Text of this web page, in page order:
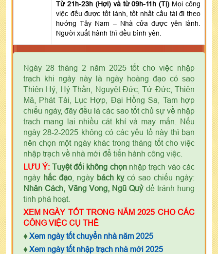
Từ 21h-23h (Hợi) và từ 09h-11h (Tị) Mọi công
việc đều được tốt lành, tốt nhất cầu tài đi theo
hướng Tây Nam – Nhà cửa được yên lành.
Người xuất hành thì đều bình yên.
Ngày 28 tháng 2 năm 2025 tốt cho việc nhập
trạch khi ngày này là ngày hoàng đạo có sao
Thiên Hỷ, Hỷ Thần, Nguyệt Đức, Tứ Đức, Thiên
Mã, Phát Tài, Lục Hợp, Đại Hồng Sa, Tam hợp
chiếu ngày, đây đều là các sao tốt chủ sự về nhập
trạch mang lại nhiều cát khí và may mắn. Nếu
ngày 28-2-2025 không có các yếu tố này thì bạn
nên chọn một ngày khác trong tháng tốt cho việc
nhập trạch về nhà mới để tiến hành công việc.
LƯU Ý: Tuyệt đối không chọnnhập trạch vào các
ngày hắc đạo, ngày bách kỵcó sao chiếu ngày:
Nhân Cách, Vãng Vong, Ngũ Quỷđể tránh hung
tinh phá hoạt.
XEM NGÀY TỐT TRONG NĂM 2025 CHO CÁC
CÔNG VIỆC CỤ THỂ
♦ Xem ngày tốt chuyển nhà năm 2025
♦ Xem ngày tốt nhập trạch nhà mới 2025